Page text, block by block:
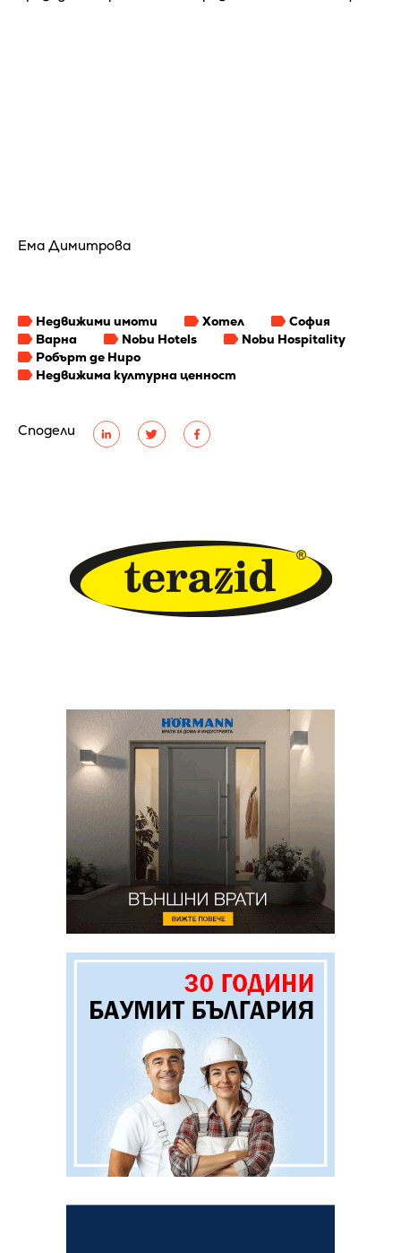
Сподели
Ема Димитрова
Недвижими имоти Хотел
София
Варна
Nobu Hotels
Nobu Hospitality
Робърт де Ниро
Недвижима културна ценност